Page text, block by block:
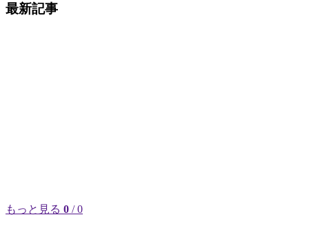
最新記事
もっと見る 0 / 0